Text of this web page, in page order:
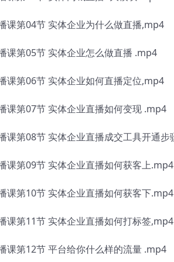
课第04节 实体企业为什么做直播,mp4
课第05节 实体企业怎么做直播 .mp4
课第06节 实体企业如何直播定位,mp4
课第07节 实体企业直播如何变现 .mp4
课第08节 实体企业直播成交工具开通步
课第09节 实体企业直播如何获客上.mp4
课第10节 实体企业直播如何获客下.mp4
课第11节 实体企业直播如何打标签,mp4
课第12节 平台给你什么样的流量 .mp4